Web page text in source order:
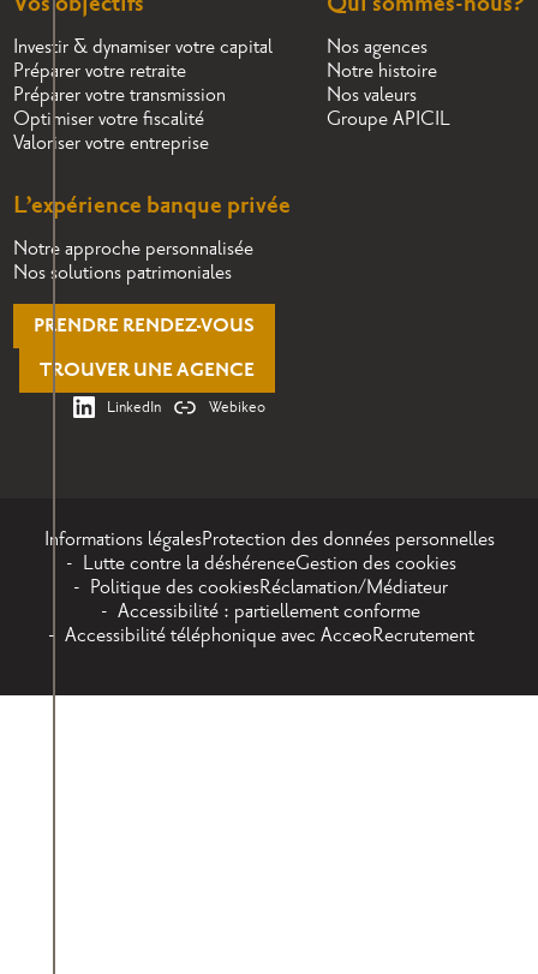
Investir & dynamiser votre capital
Préparer votre retraite
Préparer votre transmission
Optimiser votre fiscalité
Valoriser votre entreprise
Nos agences
Notre histoire
Nos valeurs
Groupe APICIL
L’expérience banque privée
Notre approche personnalisée
Nos solutions patrimoniales
PRENDRE RENDEZ-VOUS
TROUVER UNE AGENCE
LinkedIn Webikeo
Informations légalesProtection des données personnelles
Lutte contre la déshérenceGestion des cookies
Politique des cookiesRéclamation/Médiateur
Accessibilité : partiellement conforme
Accessibilité téléphonique avec AcceoRecrutement